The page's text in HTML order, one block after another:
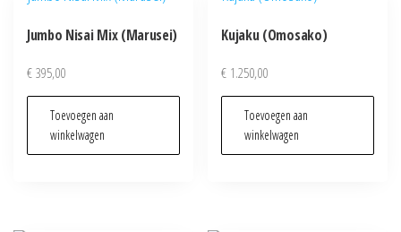
Jumbo Nisai Mix (Marusei)
€395,00
Toevoegen aan
winkelwagen
Kujaku (Omosako)
€ 1.250,00
Toevoegen aan
winkelwagen